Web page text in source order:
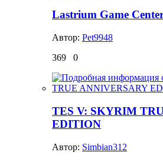
Lastrium Game
Автор: Pet9948
369
0
TES V: SKYRIM
EDITION
Автор: Simbian312